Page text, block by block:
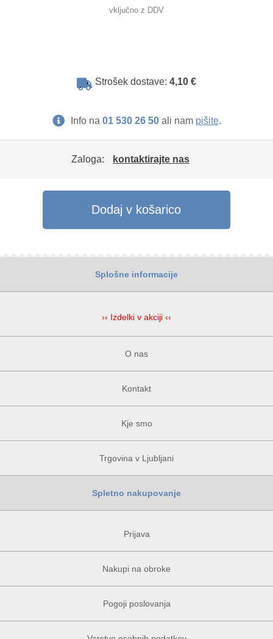
vključno z DDV
Strošek dostave: 4,10 €
Info na 01 530 26 50ali nam pišite.
Zaloga: kontaktirajte nas
Dodaj v košarico
Splošne informacije
›› Izdelki v akciji ‹‹
O nas
Kontakt
Kje smo
Trgovina v Ljubljani
Spletno nakupovanje
Prijava
Nakupi na obroke
Pogoji poslovanja